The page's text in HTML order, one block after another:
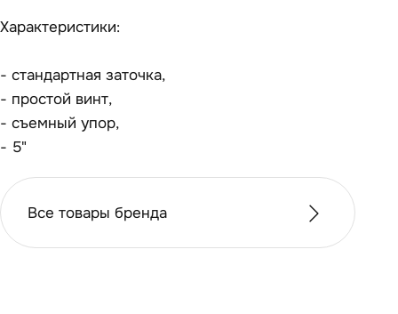
Характеристики:
- стандартная заточка,
- простой винт,
- съемный упор,
- 5"
Все товары бренда